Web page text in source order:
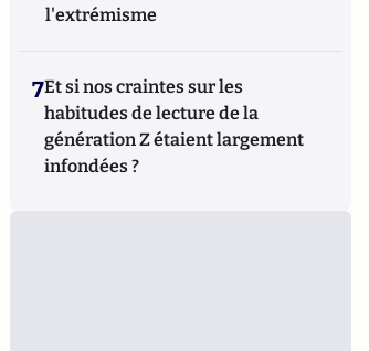
l'extrémisme
7Et si nos craintes sur les
habitudes de lecture de la
génération Z étaient largement
infondées ?